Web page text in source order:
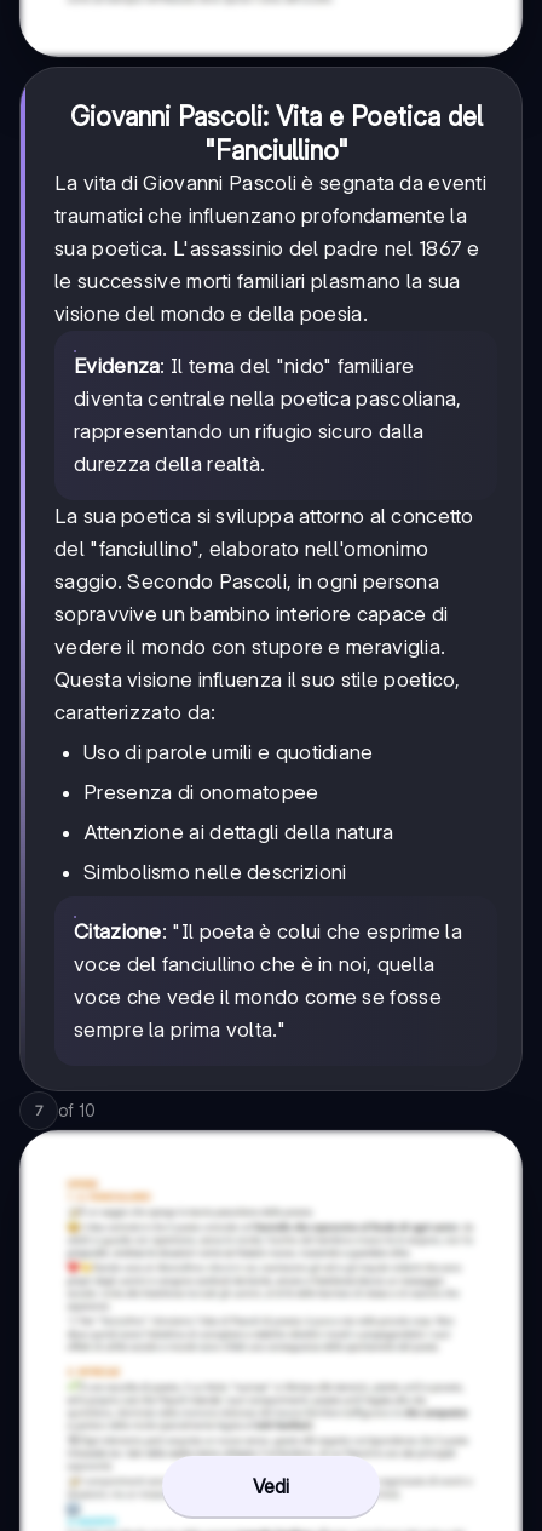
Giovanni Pascoli: Vita e Poetica del
"Fanciullino"
La vita di Giovanni Pascoli è segnata da eventi
traumatici che influenzano profondamente la
sua poetica. L'assassinio del padre nel 1867 e
le successive morti familiari plasmano la sua
visione del mondo e della poesia.
Evidenza: Il tema del "nido" familiare
diventa centrale nella poetica pascoliana,
rappresentando un rifugio sicuro dalla
durezza della realtà.
La sua poetica si sviluppa attorno al concetto
del "fanciullino", elaborato nell'omonimo
saggio. Secondo Pascoli, in ogni persona
sopravvive un bambino interiore capace di
vedere il mondo con stupore e meraviglia.
Questa visione influenza il suo stile poetico,
caratterizzato da:
Uso di parole umili e quotidiane
Presenza di onomatopee
Attenzione ai dettagli della natura
Simbolismo nelle descrizioni
Citazione: "Il poeta è colui che esprime la
voce del fanciullino che è in noi, quella
voce che vede il mondo come se fosse
sempre la prima volta."
7 of 10
Vedi